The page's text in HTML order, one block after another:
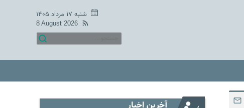
شنبه ۱۷ مرداد ۱۴۰۵
8 August 2026
آخرین اخبار